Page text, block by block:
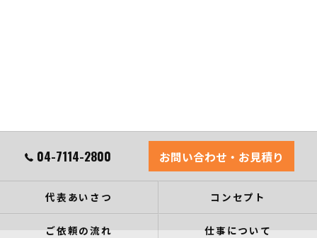
04-7114-2800 お問い合わせ・お見積り
代表あいさつ コンセプト
ご依頼の流れ 仕事について